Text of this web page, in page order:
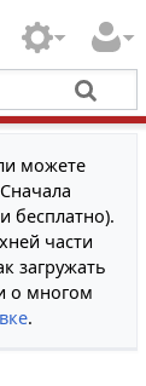
можете
бесплатно).
части
загружать
о многом
.